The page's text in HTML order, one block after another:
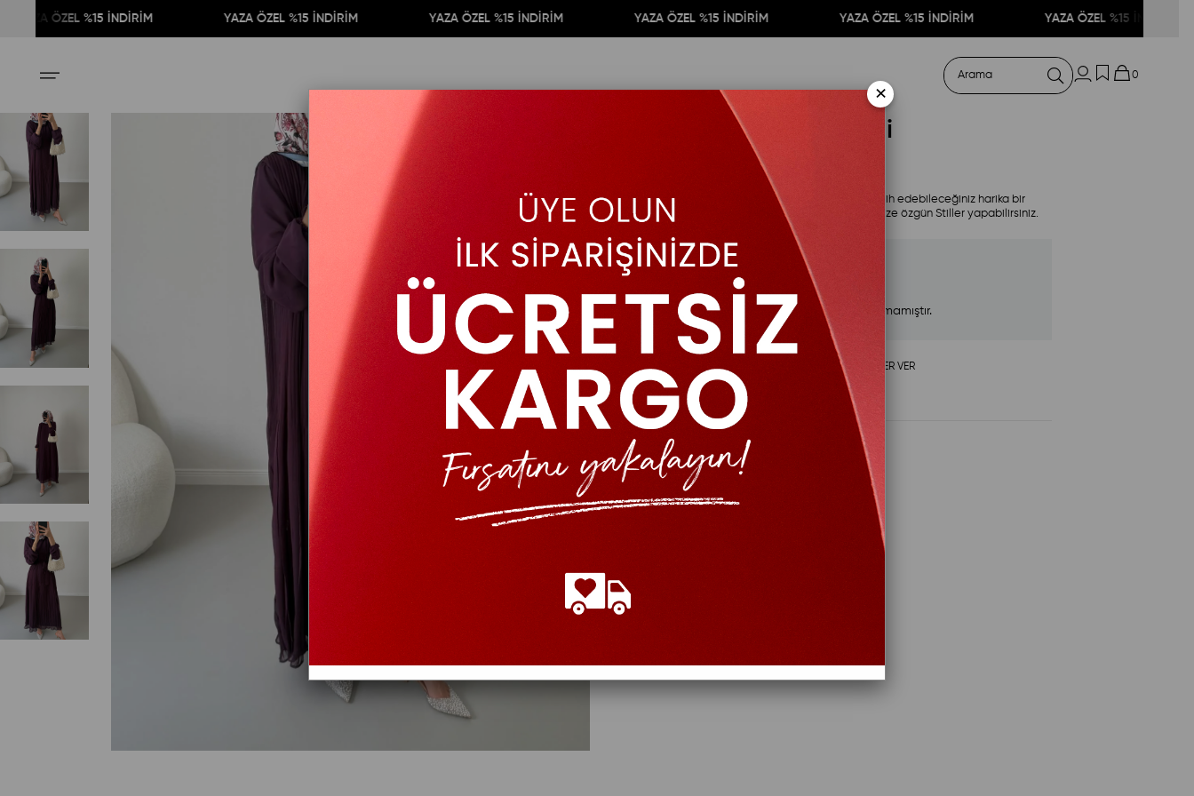
ÖZEL %15 İNDİRİM YAZA ÖZEL %15 İNDİRİM YAZA ÖZEL %15 İNDİRİM YAZA ÖZEL %15 İNDİRİM YAZA ÖZEL %15 İNDİRİM YAZA ÖZEL %15 İNDİRİM
0
›
Premium Şifon Piliseli
Elbise - Mürdüm
Özel günlerimizin, düğün ve davetleriniz de tercih edebileceğiniz harika bir
Elbise duruş ve kalıbı ile harika ürünler ile kendinize özgün Stiller yapabilirsiniz.
Ürün stoklarımızda kalmamıştır.
FAVORILERE EKLE FIYAT DÜŞÜNCE HABER VER
GELINCE HABER VER
+ Bilgi
Sepette %15 İNDİRİM
×